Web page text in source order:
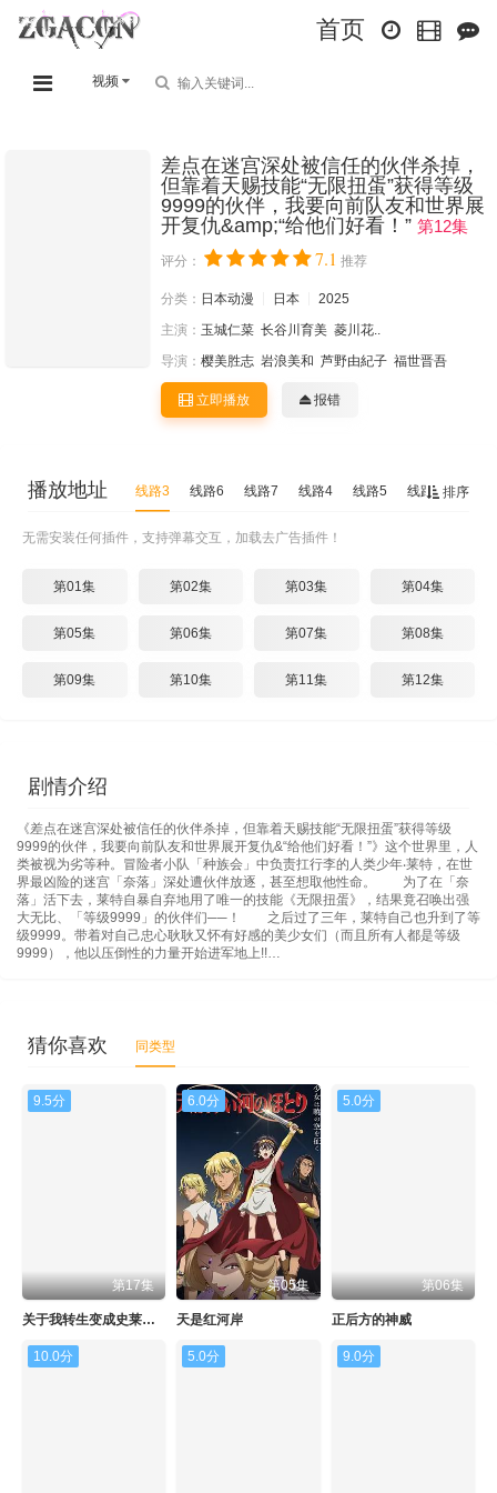
首页
视频
差点在迷宫深处被信任的伙伴杀掉，
但靠着天赐技能“无限扭蛋”获得等级
9999的伙伴，我要向前队友和世界展
开复仇&amp;“给他们好看！” 第12集
评分： 7.1 推荐
分类： 日本动漫 日本
2025
主演： 玉城仁菜 长谷川育美 菱川花..
导演： 樱美胜志 岩浪美和 芦野由紀子 福世晋吾
立即播放 报错
排序
播放地址 线路3 线路6 线路7 线路4 线路5 线路2 线路1
无需安装任何插件，支持弹幕交互，加载去广告插件！
第01集 第02集 第03集 第04集
第05集 第06集 第07集 第08集
第09集 第10集 第11集 第12集
剧情介绍
《差点在迷宫深处被信任的伙伴杀掉，但靠着天赐技能“无限扭蛋”获得等级
9999的伙伴，我要向前队友和世界展开复仇&“给他们好看！”》这个世界里，人
类被视为劣等种。冒险者小队「种族会」中负责扛行李的人类少年‧莱特，在世
界最凶险的迷宫「奈落」深处遭伙伴放逐，甚至想取他性命。 为了在「奈
落」活下去，莱特自暴自弃地用了唯一的技能《无限扭蛋》，结果竟召唤出强
大无比、「等级9999」的伙伴们──！ 之后过了三年，莱特自己也升到了等
级9999。带着对自己忠心耿耿又怀有好感的美少女们（而且所有人都是等级
9999），他以压倒性的力量开始进军地上!!…
猜你喜欢 同类型
9.5分
第17集
关于我转生变成史莱姆这档事 第四季
6.0分
第05集
天是红河岸
5.0分
第06集
正后方的神威
10.0分 5.0分 9.0分